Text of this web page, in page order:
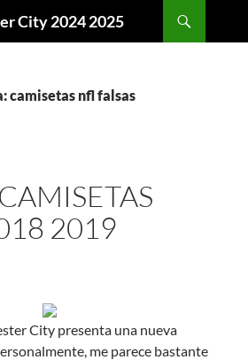
City 2024 2025
camisetas nfl falsas
2019
City presenta una nueva
me parece bastante